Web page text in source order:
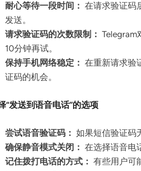
耐心等待一段时间： 在请求验证码
发送。
请求验证码的次数限制： Telegram
10分钟再试。
保持手机网络稳定： 在重新请求验
证码的机会。
“发送到语音电话”的选项
尝试语音验证码： 如果短信验证码
确保静音模式关闭： 在选择语音电
记住拨打电话的方式： 有些用户可